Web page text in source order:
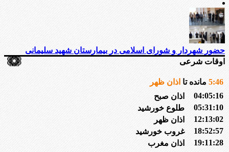
حضور شهردار و شورای اسلامی در بیمارستان شهید سلیمانی
اوقات شرعی
5:46 مانده تا اذان ظهر
04:05:16
اذان صبح
05:31:10
طلوع خورشید
12:13:02
اذان ظهر
18:52:57
غروب خورشید
19:11:28
اذان مغرب